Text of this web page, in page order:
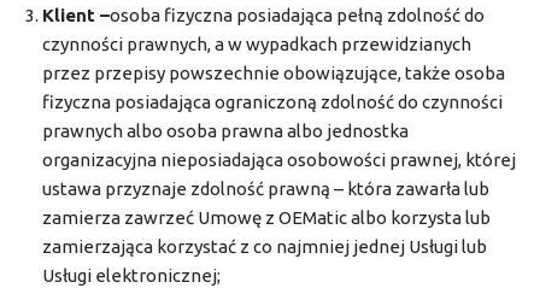
Klient –osoba fizyczna posiadająca pełną zdolność do
czynności prawnych, a w wypadkach przewidzianych
przez przepisy powszechnie obowiązujące, także osoba
fizyczna posiadająca ograniczoną zdolność do czynności
prawnych albo osoba prawna albo jednostka
organizacyjna nieposiadająca osobowości prawnej, której
ustawa przyznaje zdolność prawną – która zawarła lub
zamierza zawrzeć Umowę z OEMatic albo korzysta lub
zamierzająca korzystać z co najmniej jednej Usługi lub
Usługi elektronicznej;